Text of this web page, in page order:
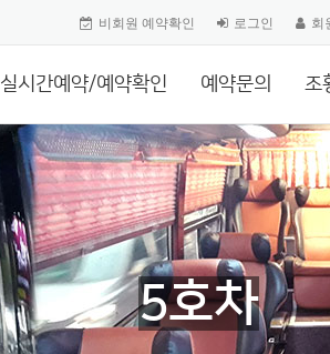
비회원 예약확인 로그인 회
실시간예약/예약확인 예약문의 조
5호차